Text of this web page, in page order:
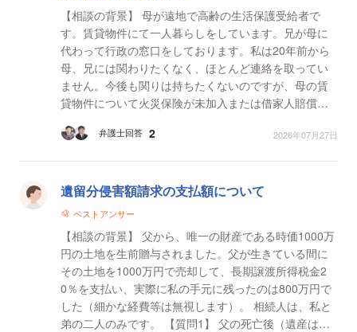
【相談の背景】 母が遠地で高齢の生活保護受給者で
す。賃貸物件にて一人暮らしをしています。兄が母に
代わって行政の窓口をしております。私は20年前から
母、兄には関わりたくなく、ほとんど連絡を取ってい
ません。今後も関りは持ちたくないのですが、母の賃
貸物件について火災保険が未加入または借家人賠償保
し死去した...
弁護士回答 2 2026年07月27日
遺留分侵害額請求の支払額について
ベストアンサー
【相談の背景】 父から、唯一の財産である時価1000万
円の土地を生前贈与されました。父が生きている間に
その土地を1000万円で売却して、長期譲渡所得税金2
0％を支払い、実際に私の手元に残ったのは800万円で
した（細かな経費等は無視します）。 相続人は、私と
弟の二人のみです。 【質問1】 父の死亡後（遺産は０